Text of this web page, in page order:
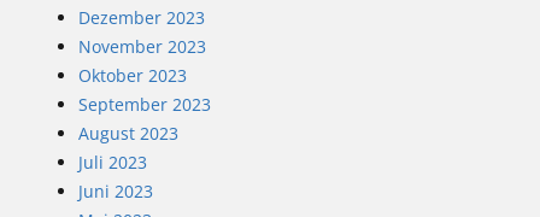
Dezember 2023
November 2023
Oktober 2023
September 2023
August 2023
Juli 2023
Juni 2023